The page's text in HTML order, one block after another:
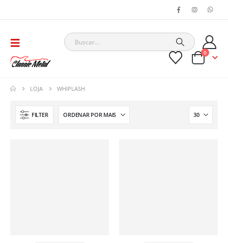
0
LOJA WHIPLASH
FILTER